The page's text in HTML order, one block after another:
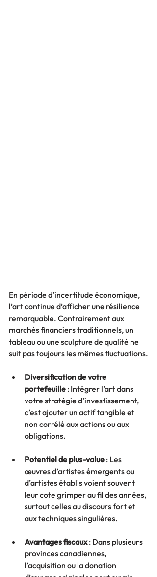
En période d’incertitude économique,
l’art continue d’afficher une résilience
remarquable. Contrairement aux
marchés financiers traditionnels, un
tableau ou une sculpture de qualité ne
suit pas toujours les mêmes fluctuations.
Diversification de votre
portefeuille : Intégrer l’art dans
votre stratégie d’investissement,
c’est ajouter un actif tangible et
non corrélé aux actions ou aux
obligations.
Potentiel de plus-value : Les
œuvres d’artistes émergents ou
d’artistes établis voient souvent
leur cote grimper au fil des années,
surtout celles au discours fort et
aux techniques singulières.
Avantages fiscaux : Dans plusieurs
provinces canadiennes,
l’acquisition ou la donation